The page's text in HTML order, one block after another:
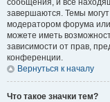
сообщения, и все
завершаются. Темы
модератором форума
можете иметь
зависимости от прав,
конференции.
Вернуться к началу
Что такое значки тем?